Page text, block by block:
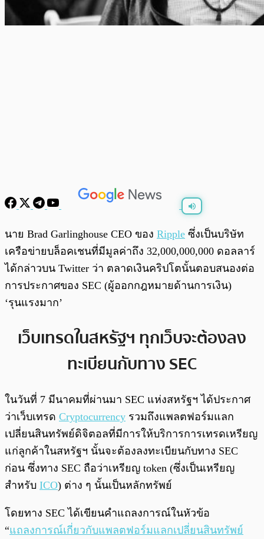
0:00 0:00
นาย Brad Garlinghouse CEO ของ Ripple ซึ่งเป็นบริษัท
เครือข่ายบล็อคเชนที่มีมูลค่าถึง 32,000,000,000 ดอลลาร์
ได้กล่าวบน Twitter ว่า ตลาดเงินคริปโตนั้นตอบสนองต่อ
การประกาศของ SEC (ผู้ออกกฎหมายด้านการเงิน)
‘รุนแรงมาก’
เว็บเทรดในสหรัฐฯ ทุกเว็บจะต้องลง
ทะเบียนกับทาง SEC
ในวันที่ 7 มีนาคมที่ผ่านมา SEC แห่งสหรัฐฯ ได้ประกาศ
ว่าเว็บเทรด Cryptocurrency รวมถึงแพลตฟอร์มแลก
เปลี่ยนสินทรัพย์ดิจิตอลที่มีการให้บริการการเทรดเหรียญ
แก่ลูกค้าในสหรัฐฯ นั้นจะต้องลงทะเบียนกับทาง SEC
ก่อน ซึ่งทาง SEC ถือว่าเหรียญ token (ซึ่งเป็นเหรียญ
สำหรับ ICO) ต่าง ๆ นั้นเป็นหลักทรัพย์
โดยทาง SEC ได้เขียนคำแถลงการณ์ในหัวข้อ
“แถลงการณ์เกี่ยวกับแพลตฟอร์มแลกเปลี่ยนสินทรัพย์